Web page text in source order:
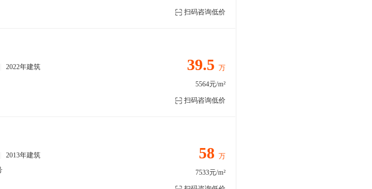
扫码咨询低价
2022年建筑
39.5 万
5564元/m²
扫码咨询低价
2013年建筑
58 万
7533元/m²